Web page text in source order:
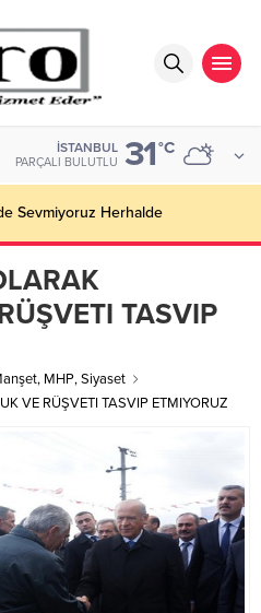
İSTANBUL
PARÇALI BULUTLU 31°C
Sevmiyoruz Herhalde
TASVIP
, MHP,Siyaset
VE RÜŞVETI TASVIP ETMIYORUZ